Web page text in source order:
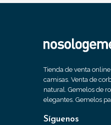
Tienda de venta
camisas. Venta de
natural. Gemelos de
elegantes. Gemelos
Síguenos